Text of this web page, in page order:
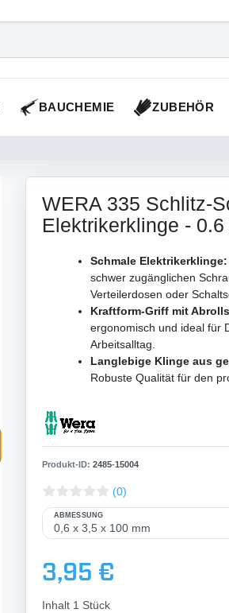
BAUCHEMIE ZUBEHÖR
WERA 335 Schlitz-
Elektrikerklinge -
Schmale Elektrikerklinge:
schwer zugänglichen
Verteilerdosen oder
Kraftform-Griff mit
ergonomisch und ideal für
Arbeitsalltag.
Langlebige Klinge aus
Robuste Qualität für den
Produkt-ID: 2485-15004
(0)
ABMESSUNG
3,95 €
Inhalt 1 Stück